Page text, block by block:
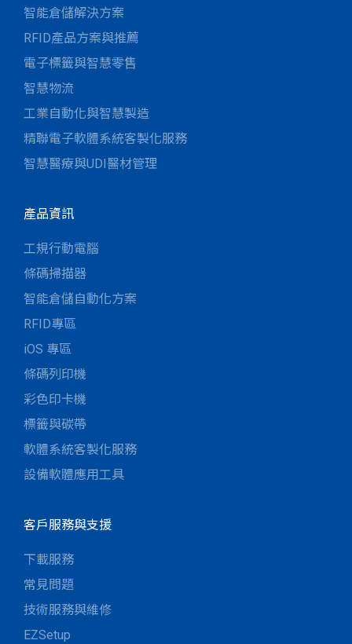
智能倉儲解決方案
RFID產品方案與推薦
電子標籤與智慧零售
智慧物流
工業自動化與智慧製造
精聯電子軟體系統客製化服務
智慧醫療與UDI醫材管理
產品資訊
工規行動電腦
條碼掃描器
智能倉儲自動化方案
RFID專區
iOS 專區
條碼列印機
彩色印卡機
標籤與碳帶
軟體系統客製化服務
設備軟體應用工具
客戶服務與支援
下載服務
常見問題
技術服務與維修
EZSetup